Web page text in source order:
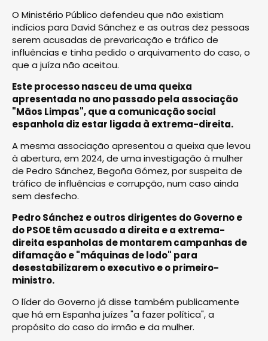
O Ministério Público defendeu que não existiam
indícios para David Sánchez e as outras dez pessoas
serem acusadas de prevaricação e tráfico de
influências e tinha pedido o arquivamento do caso, o
que a juíza não aceitou.
Este processo nasceu de uma queixa
apresentada no ano passado pela associação
"Mãos Limpas", que a comunicação social
espanhola diz estar ligada à extrema-direita.
A mesma associação apresentou a queixa que levou
à abertura, em 2024, de uma investigação à mulher
de Pedro Sánchez, Begoña Gómez, por suspeita de
tráfico de influências e corrupção, num caso ainda
sem desfecho.
Pedro Sánchez e outros dirigentes do Governo e
do PSOE têm acusado a direita e a extrema-
direita espanholas de montarem campanhas de
difamação e "máquinas de lodo" para
desestabilizarem o executivo e o primeiro-
ministro.
O líder do Governo já disse também publicamente
que há em Espanha juízes "a fazer política", a
propósito do caso do irmão e da mulher.